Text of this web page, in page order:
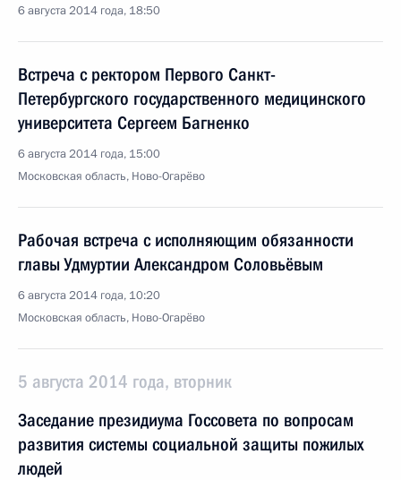
6 августа 2014 года, 18:50
Встреча с ректором Первого Санкт-
Петербургского государственного медицинского
университета Сергеем Багненко
6 августа 2014 года, 15:00
Московская область, Ново-Огарёво
Рабочая встреча с исполняющим обязанности
главы Удмуртии Александром Соловьёвым
6 августа 2014 года, 10:20
Московская область, Ново-Огарёво
5 августа 2014 года, вторник
Заседание президиума Госсовета по вопросам
развития системы социальной защиты пожилых
людей